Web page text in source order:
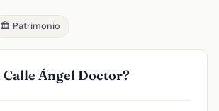
🏛️ Patrimonio
Calle Ángel Doctor?